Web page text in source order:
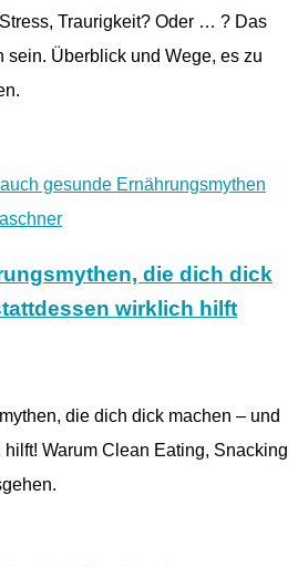
Traurigkeit? Oder … ? Das
sein. Überblick und Wege, es zu
die dich dick
wirklich hilft
die dich dick machen – und
Warum Clean Eating, Snacking